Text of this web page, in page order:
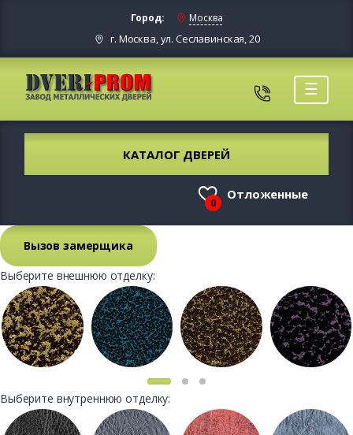
Город: Москва
г. Москва, ул. Сеславинская, 20
☰
КАТАЛОГ ДВЕРЕЙ
0
Отложенные
Вызов замерщика
Выберите внешнюю отделку:
Выберите внутреннюю отделку: